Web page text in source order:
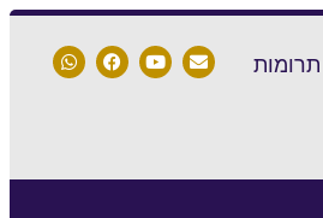
תרומות